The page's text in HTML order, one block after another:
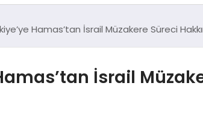
Hamas’tan İsrail Müzakere Süreci
İsrail